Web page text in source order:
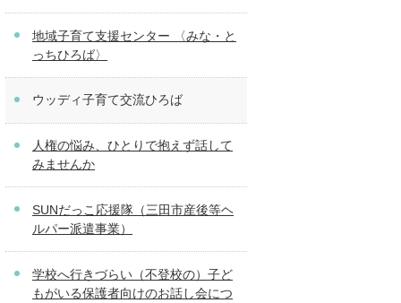
地域子育て支援センター 〈みな・と
っちひろば〉
ウッディ子育て交流ひろば
人権の悩み、ひとりで抱えず話して
みませんか
SUNだっこ応援隊（三田市産後等ヘ
ルパー派遣事業）
学校へ行きづらい（不登校の）子ど
もがいる保護者向けのお話し会につ